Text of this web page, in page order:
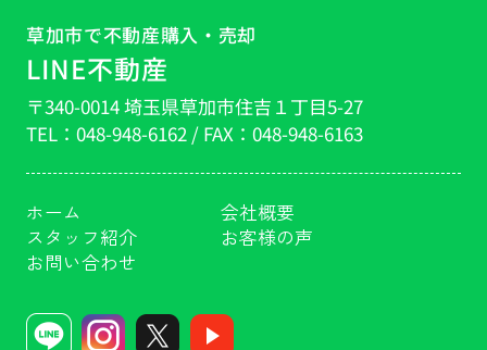
草加市で不動産購入・売却
LINE不動産
〒340-0014 埼玉県草加市住吉１丁目5-27
TEL： 048-948-6162/ FAX： 048-948-6163
ホーム
会社概要
スタッフ紹介
お客様の声
お問い合わせ